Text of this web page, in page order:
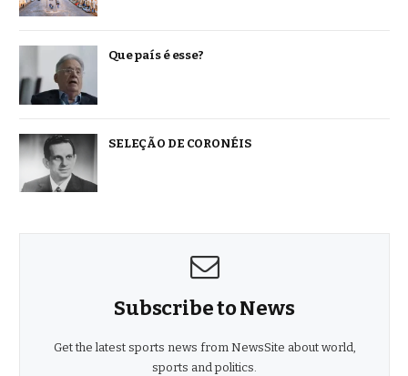
Que país é esse?
SELEÇÃO DE CORONÉIS
Subscribe to News
Get the latest sports news from NewsSite about world,
sports and politics.